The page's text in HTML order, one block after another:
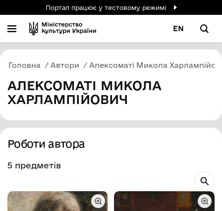
Портал працює у тестовому режимі
EN
Головна Автори Алексоматі Микола
АЛЕКСОМАТІ МИКОЛА
ХАРЛАМПІЙОВИЧ
Роботи автора
5 предметів